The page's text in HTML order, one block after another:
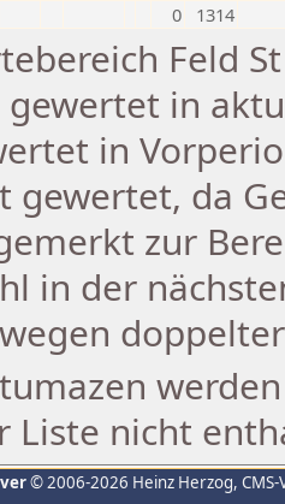
0 1314
Feld
gewertet in
in
gewertet, da
zur
in der
Liste nicht
© 2006-2026 Heinz Herzog,